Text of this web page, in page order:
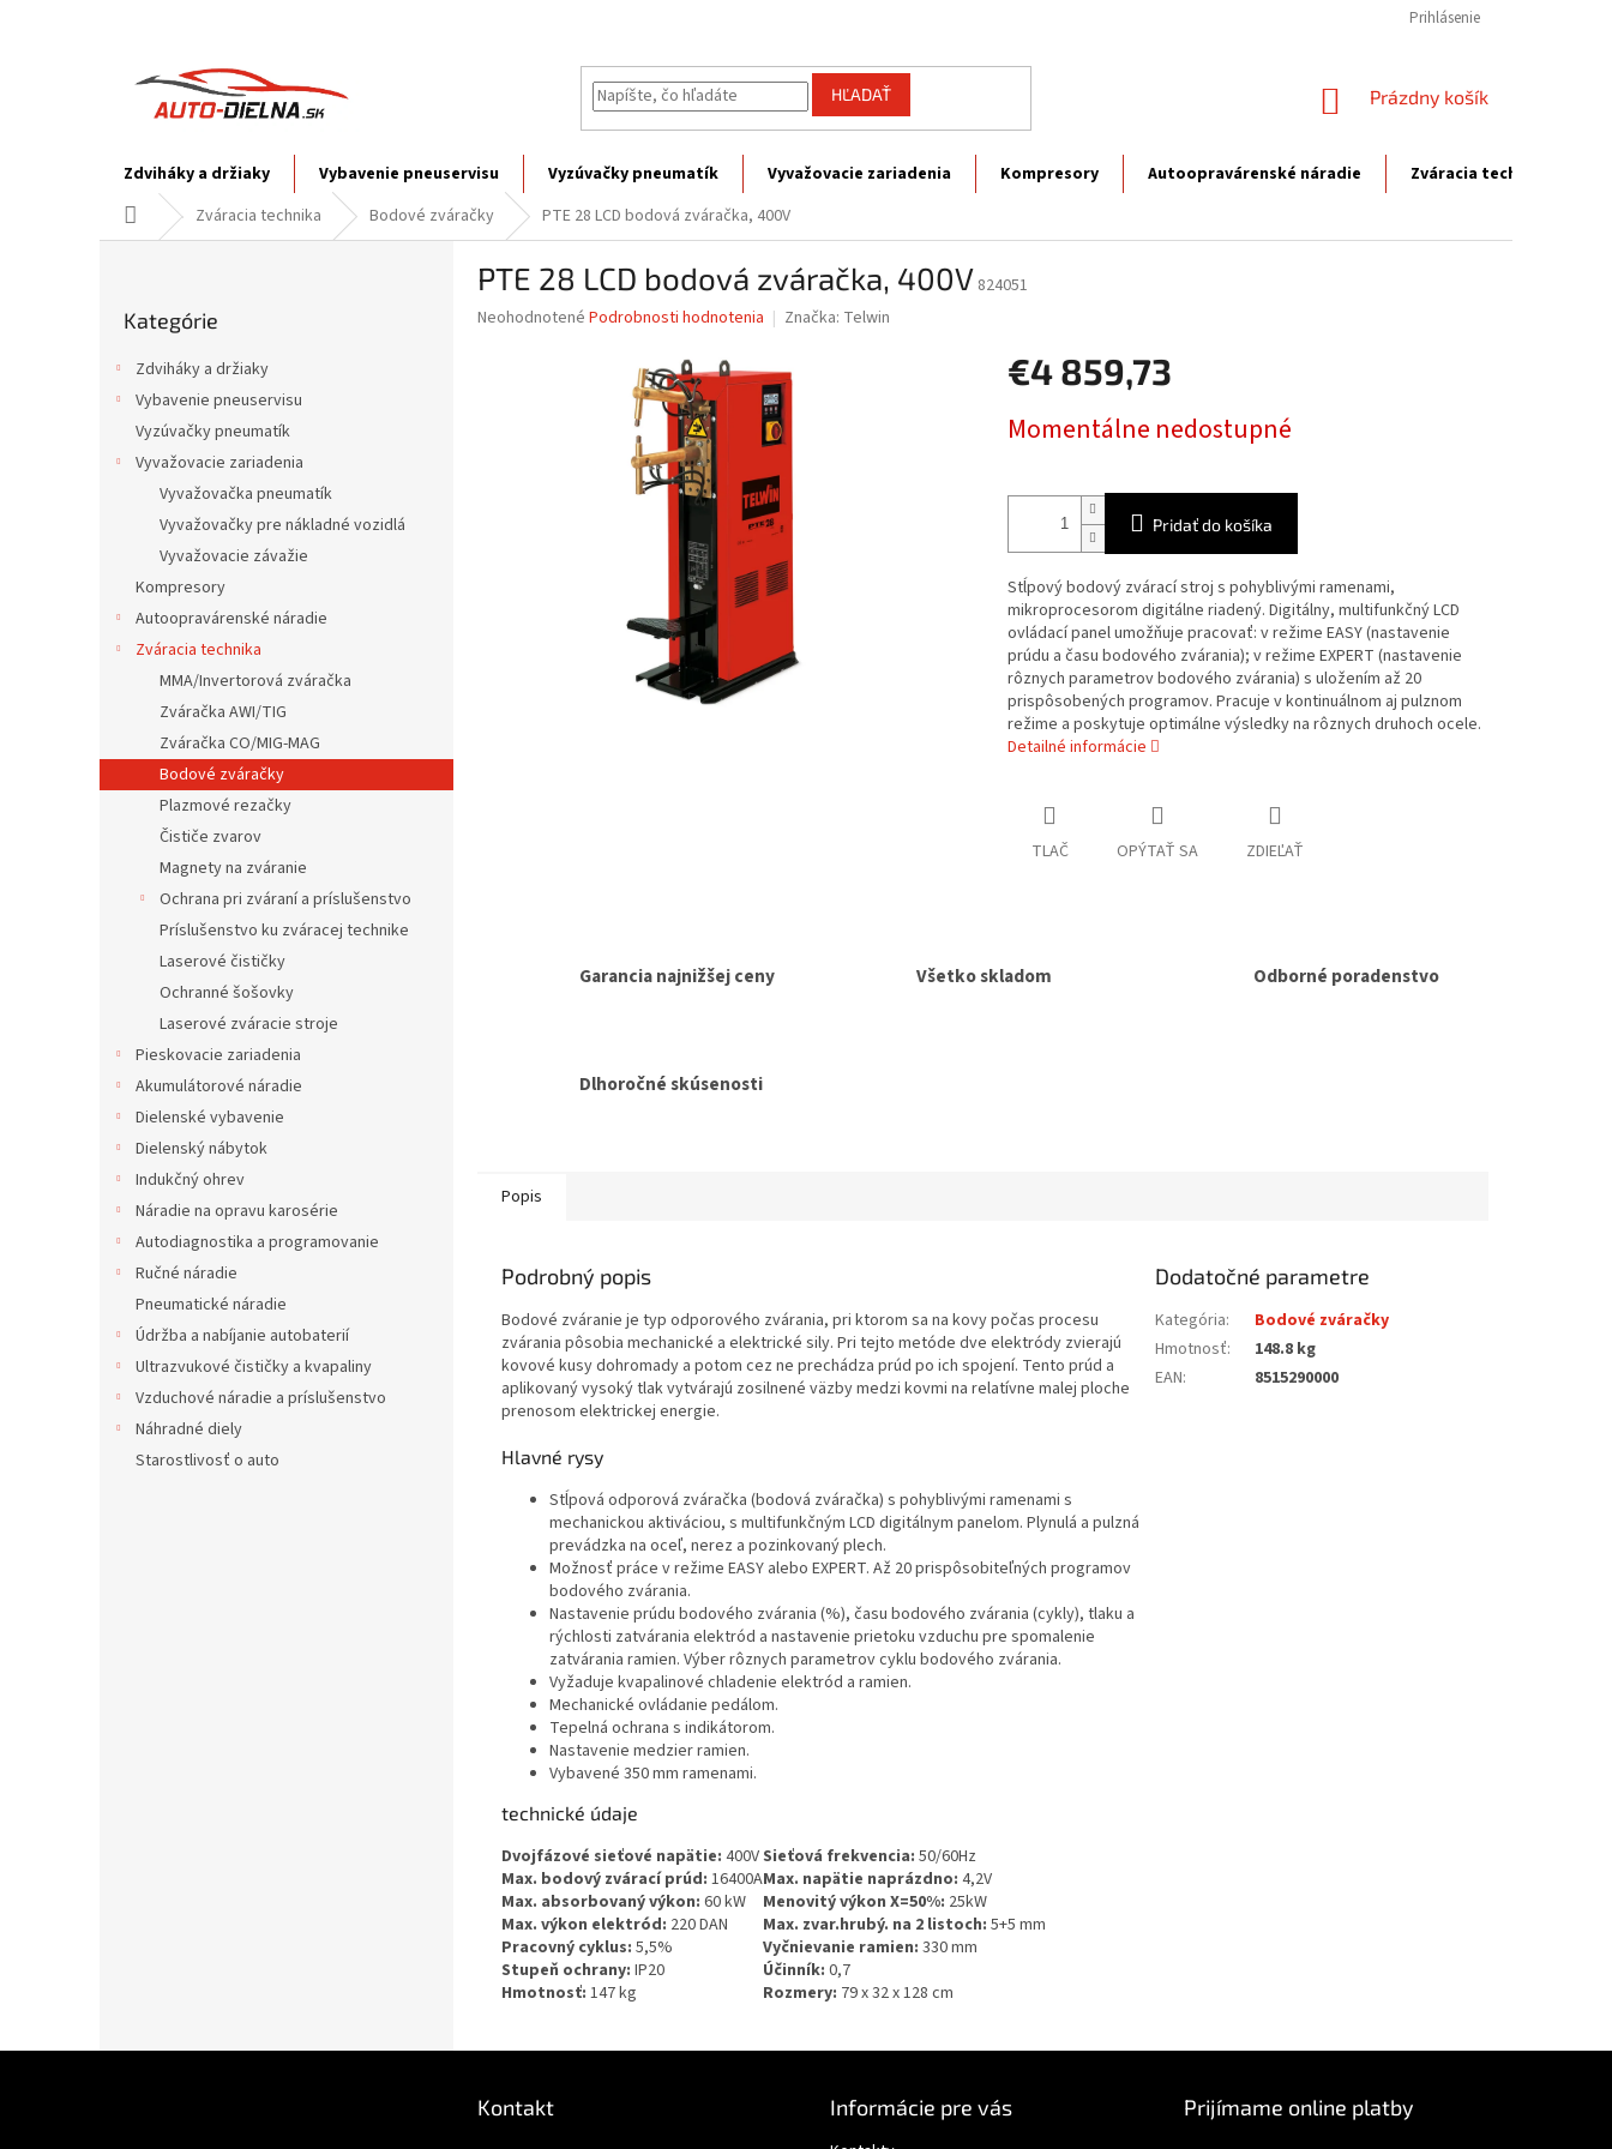
Prihlásenie
HĽADAŤ
NÁKUPNÝ
Prázdny košík
Zdviháky a držiaky Vybavenie pneuservisu Vyzúvačky pneumatík Vyvažovacie zariadenia Kompresory Autoopravárenské náradie Zváracia technika
Domov Zváracia technika Bodové zváračky PTE 28 LCD bodová zváračka, 400V
kategórie
Kategórie
Zdviháky a držiaky
Vybavenie pneuservisu
Vyzúvačky pneumatík
Vyvažovacie zariadenia
Vyvažovačka pneumatík
Vyvažovačky pre nákladné vozidlá
Vyvažovacie závažie
Kompresory
Autoopravárenské náradie
Zváracia technika
MMA/Invertorová zváračka
Zváračka AWI/TIG
Zváračka CO/MIG-MAG
Bodové zváračky
Plazmové rezačky
Čističe zvarov
Magnety na zváranie
Ochrana pri zváraní a príslušenstvo
Príslušenstvo ku zváracej technike
Laserové čističky
Ochranné šošovky
Laserové zváracie stroje
Pieskovacie zariadenia
Akumulátorové náradie
Dielenské vybavenie
Dielenský nábytok
Indukčný ohrev
Náradie na opravu karosérie
Autodiagnostika a programovanie
Ručné náradie
Pneumatické náradie
Údržba a nabíjanie autobaterií
Ultrazvukové čističky a kvapaliny
Vzduchové náradie a príslušenstvo
Náhradné diely
Starostlivosť o auto
PTE 28 LCD bodová zváračka, 400V 824051
Priemerné
Neohodnotené Podrobnosti hodnotenia Značka: Telwin
€4 859,73
cena:
Momentálne nedostupné
Pridať do košíka
Stĺpový bodový zvárací stroj s pohyblivými ramenami,
mikroprocesorom digitálne riadený. Digitálny, multifunkčný LCD
ovládací panel umožňuje pracovať: v režime EASY (nastavenie
prúdu a času bodového zvárania); v režime EXPERT (nastavenie
rôznych parametrov bodového zvárania) s uložením až 20
prispôsobených programov. Pracuje v kontinuálnom aj pulznom
režime a poskytuje optimálne výsledky na rôznych druhoch ocele.
Detailné informácie
TLAČ OPÝTAŤ SA ZDIEĽAŤ
Garancia najnižšej ceny Všetko skladom Odborné poradenstvo
Dlhoročné skúsenosti
Popis
Podrobný popis
Bodové zváranie je typ odporového zvárania, pri ktorom sa na kovy počas procesu
zvárania pôsobia mechanické a elektrické sily. Pri tejto metóde dve elektródy zvierajú
kovové kusy dohromady a potom cez ne prechádza prúd po ich spojení. Tento prúd a
aplikovaný vysoký tlak vytvárajú zosilnené väzby medzi kovmi na relatívne malej ploche
prenosom elektrickej energie.
Hlavné rysy
Stĺpová odporová zváračka (bodová zváračka) s pohyblivými ramenami s
mechanickou aktiváciou, s multifunkčným LCD digitálnym panelom. Plynulá a pulzná
prevádzka na oceľ, nerez a pozinkovaný plech.
Možnosť práce v režime EASY alebo EXPERT. Až 20 prispôsobiteľných programov
bodového zvárania.
Nastavenie prúdu bodového zvárania (%), času bodového zvárania (cykly), tlaku a
rýchlosti zatvárania elektród a nastavenie prietoku vzduchu pre spomalenie
zatvárania ramien. Výber rôznych parametrov cyklu bodového zvárania.
Vyžaduje kvapalinové chladenie elektród a ramien.
Mechanické ovládanie pedálom.
Tepelná ochrana s indikátorom.
Nastavenie medzier ramien.
Vybavené 350 mm ramenami.
technické údaje
Dvojfázové sieťové napätie: 400VSieťová frekvencia: 50/60Hz
Max. bodový zvárací prúd: 16400AMax. napätie naprázdno: 4,2V
Max. absorbovaný výkon: 60 kW Menovitý výkon X=50%: 25kW
Max. výkon elektród: 220 DAN Max. zvar.hrubý. na 2 listoch: 5+5 mm
Pracovný cyklus: 5,5% Vyčnievanie ramien: 330 mm
Stupeň ochrany: IP20 Účinník: 0,7
Hmotnosť: 147 kg Rozmery: 79 x 32 x 128 cm
Dodatočné parametre
Kategória:
Bodové zváračky
Hmotnosť:
148.8 kg
EAN: 8515290000
Kontakt Informácie pre vás Prijímame online platby